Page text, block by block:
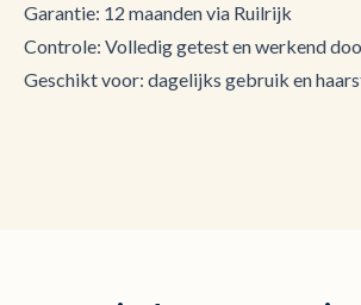
Garantie: 12 maanden via Ruilrijk
Controle: Volledig getest en werkend
Geschikt voor: dagelijks gebruik en